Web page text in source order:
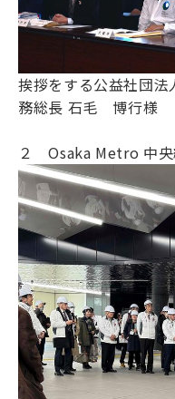
挨拶をする公益社団法
務総長 石毛 博行様
２ Osaka Metro 中央